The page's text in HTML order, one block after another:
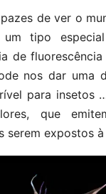
de ver o
tipo
de
nos dar uma
para insetos
que
serem expostos